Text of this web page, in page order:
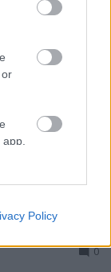
Policy
Ede
most
Ez lett Los
0